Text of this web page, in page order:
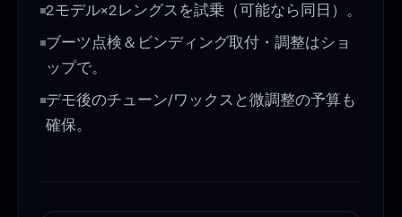
2モデル×2レングスを試乗（可能なら同日）。
ブーツ点検＆ビンディング取付・調整はショ
ップで。
デモ後のチューン/ワックスと微調整の予算も
確保。